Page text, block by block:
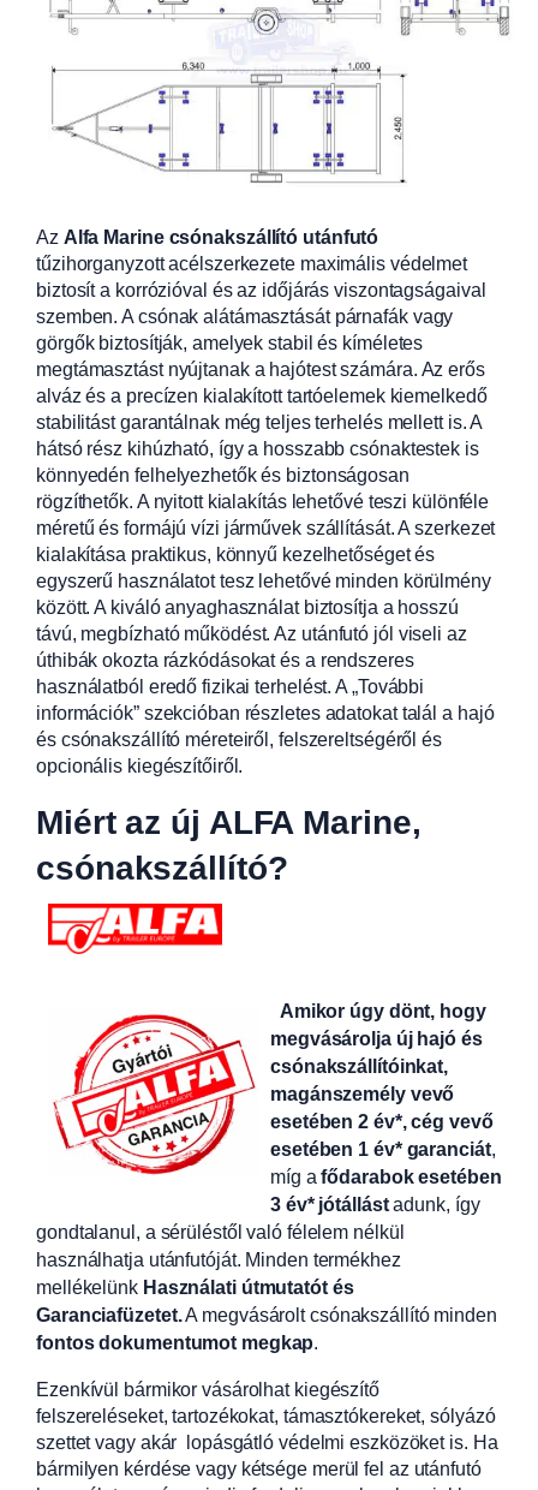
Az Alfa Marine csónakszállító utánfutó
tűzihorganyzott acélszerkezete maximális védelmet
biztosít a korrózióval és az időjárás viszontagságaival
szemben. A csónak alátámasztását párnafák vagy
görgők biztosítják, amelyek stabil és kíméletes
megtámasztást nyújtanak a hajótest számára. Az erős
alváz és a precízen kialakított tartóelemek kiemelkedő
stabilitást garantálnak még teljes terhelés mellett is. A
hátsó rész kihúzható, így a hosszabb csónaktestek is
könnyedén felhelyezhetők és biztonságosan
rögzíthetők. A nyitott kialakítás lehetővé teszi különféle
méretű és formájú vízi járművek szállítását. A szerkezet
kialakítása praktikus, könnyű kezelhetőséget és
egyszerű használatot tesz lehetővé minden körülmény
között. A kiváló anyaghasználat biztosítja a hosszú
távú, megbízható működést. Az utánfutó jól viseli az
úthibák okozta rázkódásokat és a rendszeres
használatból eredő fizikai terhelést. A „További
információk” szekcióban részletes adatokat talál a hajó
és csónakszállító méreteiről, felszereltségéről és
opcionális kiegészítőiről.
Miért az új ALFA Marine,
csónakszállító?
Amikor úgy dönt, hogy
megvásárolja új hajó és
csónakszállítóinkat,
magánszemély vevő
esetében 2 év*, cég vevő
esetében 1 év* garanciát,
míg afődarabok esetében
3 év* jótállástadunk, így
gondtalanul, a sérüléstől való félelem nélkül
használhatja utánfutóját. Minden termékhez
mellékelünk Használati útmutatót és
Garanciafüzetet.A megvásárolt csónakszállító minden
fontos dokumentumot megkap.
Ezenkívül bármikor vásárolhat kiegészítő
felszereléseket, tartozékokat, támasztókereket, sólyázó
szettet vagy akár lopásgátló védelmi eszközöket is. Ha
bármilyen kérdése vagy kétsége merül fel az utánfutó